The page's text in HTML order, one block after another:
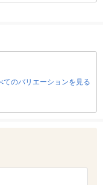
てのバリエーションを見る